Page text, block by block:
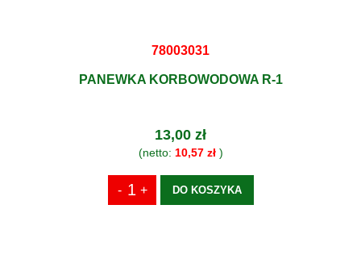
78003031
PANEWKA KORBOWODOWA R-1
13,00 zł
(netto: 10,57 zł)
DO KOSZYKA